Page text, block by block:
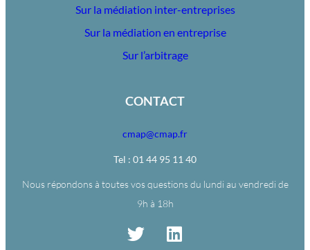
Sur la médiation inter-entreprises
Sur la médiation en entreprise
Sur l’arbitrage
CONTACT
cmap@cmap.fr
Tel : 01 44 95 11 40
Nous répondons à toutes vos questions du lundi au vendredi de
9h à 18h